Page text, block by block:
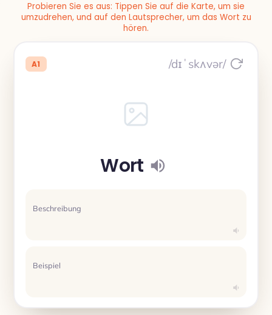
Probieren Sie es aus: Tippen Sie auf die Karte, um sie
umzudrehen, und auf den Lautsprecher, um das Wort zu
hören.
A1 /dɪˈskʌvər/
Wort
Beschreibung
Beispiel